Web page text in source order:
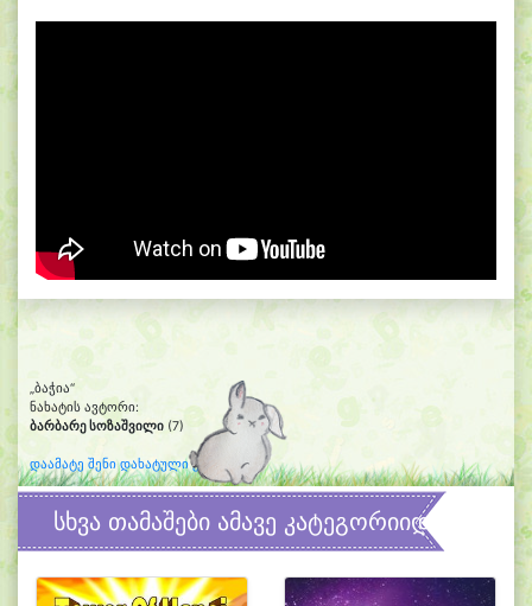
„ბაჭია“
ნახატის ავტორი:
ბარბარე სოზაშვილი (7)
დაამატე შენი დახატული კლიპარტი
სხვა თამაშები ამავე კატეგორიიდან